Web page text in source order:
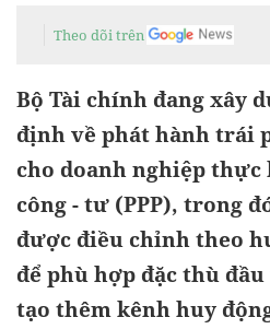
Theo dõi trên
Bộ Tài chính đang xây
định về phát hành trái
cho doanh nghiệp
công - tư (PPP), trong
được điều chỉnh theo
để phù hợp đặc thù
tạo thêm kênh huy